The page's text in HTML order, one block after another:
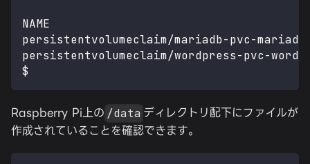
NAME
persistentvolumeclaim/mariadb-pvc-
persistentvolumeclaim/wordpress-pvc-
$
Raspberry Pi上の /data ディレクトリ配下にファイルが
作成されていることを確認できます。